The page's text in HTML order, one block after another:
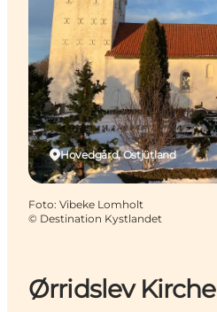
Regionen
Erlebnisse
Unterkünfte
Reiseplanung
Ørridslev Kirche
Hovedgård, Ostjütland
Foto: Vibeke Lomholt
© Destination Kystlandet